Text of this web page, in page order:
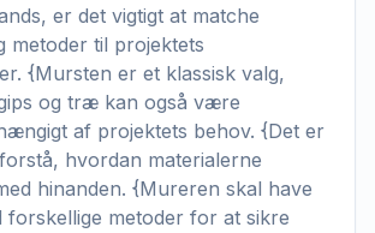
er det vigtigt at matche
metoder til projektets
{Mursten er et klassisk valg,
og træ kan også være
af projektets behov. {Det er
hvordan materialerne
hinanden. {Mureren skal have
forskellige metoder for at sikre